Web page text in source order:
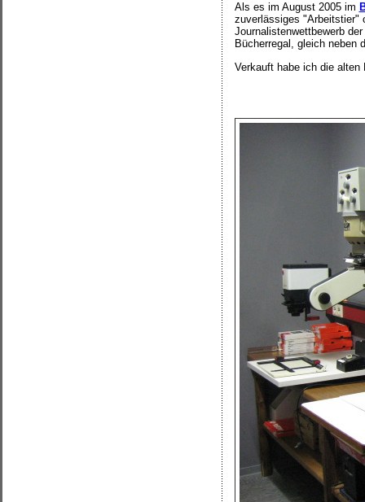
Als es im August 2005 im
zuverlässiges "Arbeitstier"
Journalistenwettbewerb
Bücherregal, gleich neben
Verkauft habe ich die